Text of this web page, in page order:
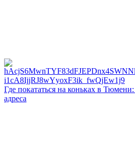
Где покататься на коньках в
адреса